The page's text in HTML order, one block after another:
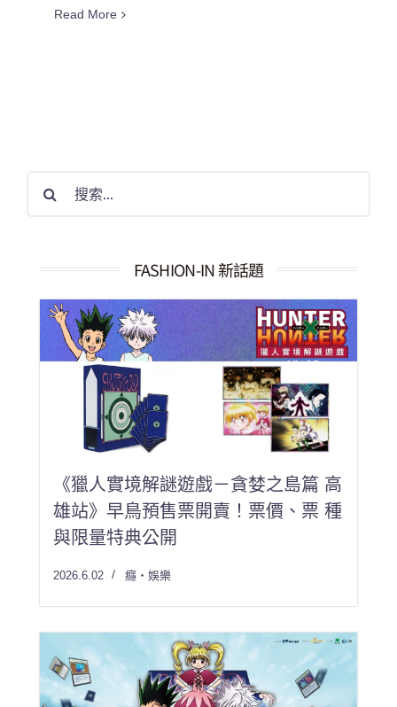
Read More
果：
FASHION-IN 新話題
《獵人實境解謎遊戲－貪婪之島篇 高
雄站》早鳥預售票開賣！票價、票 種
與限量特典公開
2026.6.02 癮・娛樂